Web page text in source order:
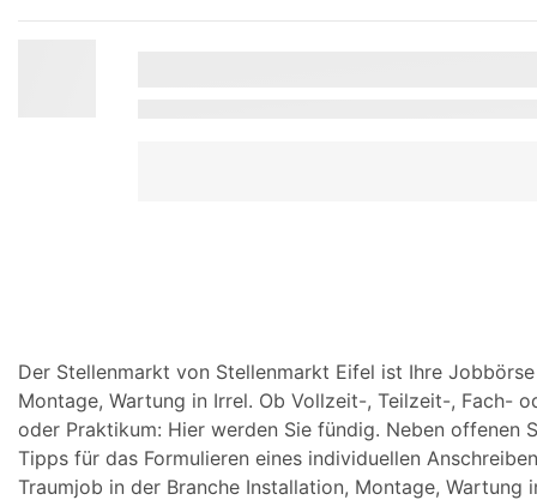
Der Stellenmarkt von Stellenmarkt Eifel ist Ihre
Montage, Wartung in Irrel. Ob Vollzeit-, Teilzeit-, Fach-
oder Praktikum: Hier werden Sie fündig. Neben offenen
Tipps für das Formulieren eines individuellen
Traumjob in der Branche Installation, Montage, Wartung